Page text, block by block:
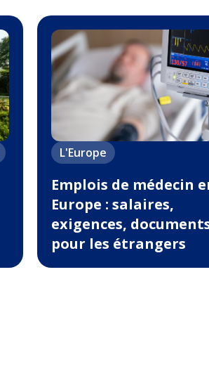
L'Europe
Emplois de médecin
Europe : salaires,
exigences,
pour les étrangers